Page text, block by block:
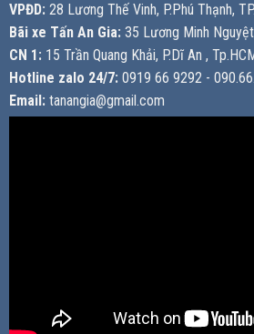
VPĐD: 28 Lương Thế Vinh, P.Phú Thạnh,
Bãi xe Tấn An Gia: 35 Lương Minh
CN 1: 15 Trần Quang Khải, P.Dĩ An ,
Hotline zalo 24/7: 0919 66 9292 -
Email: tanangia@gmail.com